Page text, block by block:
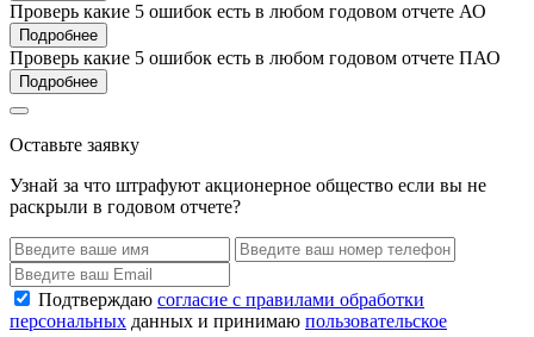
Проверь какие 5 ошибок есть в любом годовом отчете АО
Подробнее
Проверь какие 5 ошибок есть в любом годовом отчете ПАО
Подробнее
Оставьте заявку
Узнай за что штрафуют акционерное общество если вы не
раскрыли в годовом отчете?
Подтверждаю согласие с правилами обработки
персональных данных и принимаю пользовательское